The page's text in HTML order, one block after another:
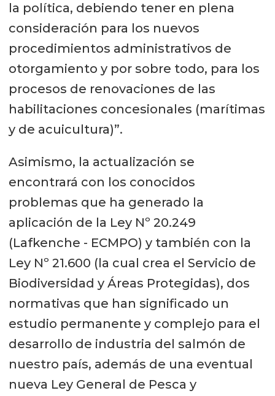
la política, debiendo tener en plena
consideración para los nuevos
procedimientos administrativos de
otorgamiento y por sobre todo, para los
procesos de renovaciones de las
habilitaciones concesionales (marítimas
y de acuicultura)”.
Asimismo, la actualización se
encontrará con los conocidos
problemas que ha generado la
aplicación de la Ley Nº 20.249
(Lafkenche - ECMPO) y también con la
Ley Nº 21.600 (la cual crea el Servicio de
Biodiversidad y Áreas Protegidas), dos
normativas que han significado un
estudio permanente y complejo para el
desarrollo de industria del salmón de
nuestro país, además de una eventual
nueva Ley General de Pesca y